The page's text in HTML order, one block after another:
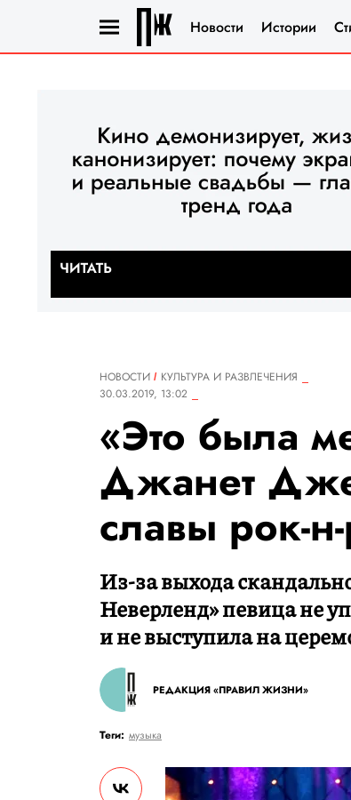
Новости Истории
НОВОСТИ
КУЛЬТУРА И РАЗВЛЕЧЕНИЯ
30.03.2019, 13:02
«Это была
Джанет
славы рок-
Из-за выхода
Неверленд» певица не
и не выступила на
РЕДАКЦИЯ «ПРАВИЛ ЖИЗНИ»
Теги: музыка